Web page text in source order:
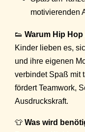
motivierenden
👟 Warum Hip
Kinder lieben es,
und ihre eigenen
verbindet Spaß mit
fördert Teamwork,
Ausdruckskraft.
👕 Was wird